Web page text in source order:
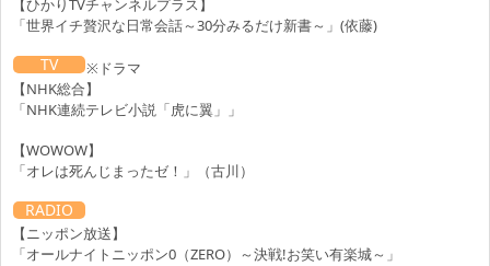
【ひかりTVチャンネルプラス】
「世界イチ贅沢な日常会話～30分みるだけ新書～」(依藤)
TV
※ドラマ
【NHK総合】
「NHK連続テレビ小説「虎に翼」」
【WOWOW】
「オレは死んじまったゼ！」（古川）
RADIO
【ニッポン放送】
「オールナイトニッポン0（ZERO）～決戦!お笑い有楽城～」